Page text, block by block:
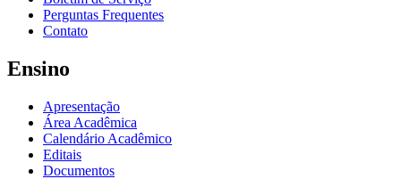
Perguntas Frequentes
Contato
Ensino
Apresentação
Área Acadêmica
Calendário Acadêmico
Editais
Documentos